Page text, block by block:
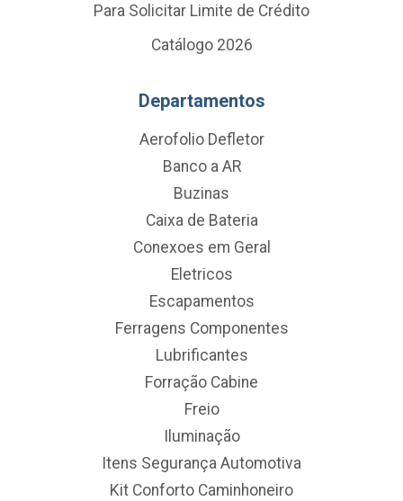
Para Solicitar Limite de Crédito
Catálogo 2026
Departamentos
Aerofolio Defletor
Banco a AR
Buzinas
Caixa de Bateria
Conexoes em Geral
Eletricos
Escapamentos
Ferragens Componentes
Lubrificantes
Forração Cabine
Freio
Iluminação
Itens Segurança Automotiva
Kit Conforto Caminhoneiro